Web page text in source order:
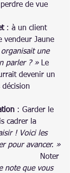
de vue
: à un client
vendeur Jaune
une
parler ? » Le
devenir un
décision
: Garder le
cadrer la
! Voici les
pour avancer. »
Noter
note que vous